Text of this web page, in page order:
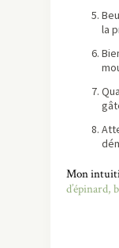
la
Mon
d’épinard,